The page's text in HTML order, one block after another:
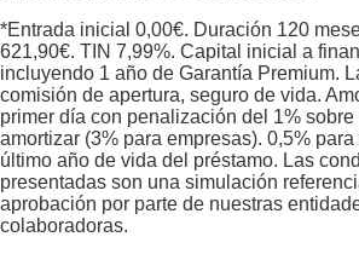
*Entrada inicial 0,00€. Duración 120
621,90€. TIN 7,99%. Capital inicial a
incluyendo 1 año de Garantía Premium.
comisión de apertura, seguro de vida.
primer día con penalización del 1%
amortizar (3% para empresas). 0,5%
último año de vida del préstamo. Las
presentadas son una simulación
aprobación por parte de nuestras
colaboradoras.